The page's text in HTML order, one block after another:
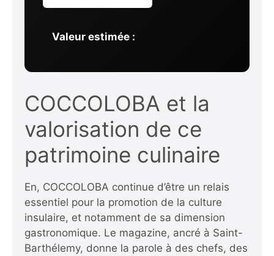
Valeur estimée :
COCCOLOBA et la
valorisation de ce
patrimoine culinaire
En, COCCOLOBA continue d’être un relais
essentiel pour la promotion de la culture
insulaire, et notamment de sa dimension
gastronomique. Le magazine, ancré à Saint-
Barthélemy, donne la parole à des chefs, des